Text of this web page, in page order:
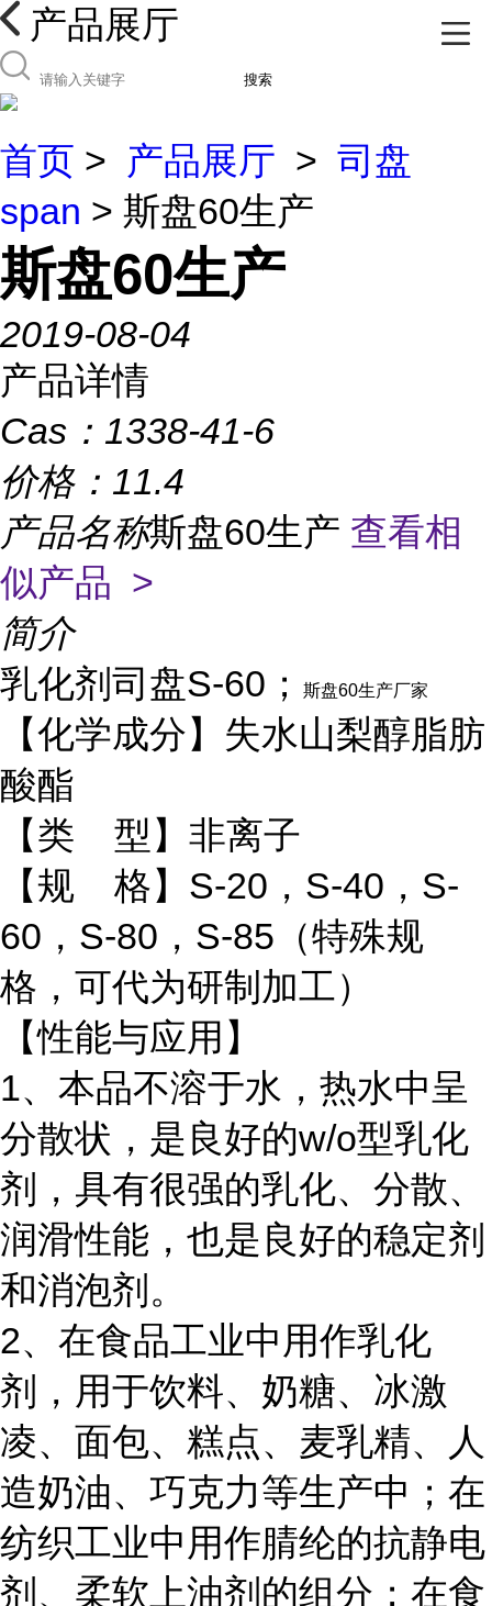
产品展厅
搜索
首页 > 产品展厅 > 司盘
span > 斯盘60生产
斯盘60生产
2019-08-04
产品详情
Cas： 1338-41-6
价格： 11.4
产品名称斯盘60生产 查看相
似产品 >
简介
乳化剂司盘S-60；
斯盘60生产厂家
【化学成分】失水山梨醇脂肪
酸酯
【类 型】非离子
【规 格】S-20，S-40，S-
60，S-80，S-85（特殊规
格，可代为研制加工）
【性能与应用】
1、本品不溶于水，热水中呈
分散状，是良好的w/o型乳化
剂，具有很强的乳化、分散、
润滑性能，也是良好的稳定剂
和消泡剂。
2、在食品工业中用作乳化
剂，用于饮料、奶糖、冰激
凌、面包、糕点、麦乳精、人
造奶油、巧克力等生产中；在
纺织工业中用作腈纶的抗静电
剂、柔软上油剂的组分；在食